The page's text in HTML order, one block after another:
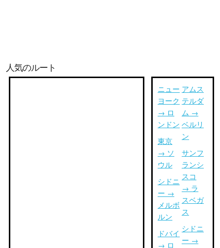
人気のルート
ニュー
ヨーク
→ ロ
ンドン
東京
→ ソ
ウル
シドニ
ー →
メルボ
ルン
ドバイ
→ ロ
アムス
テルダ
ム →
ベルリ
ン
サンフ
ランシ
スコ
→ ラ
スベガ
ス
シドニ
ー →